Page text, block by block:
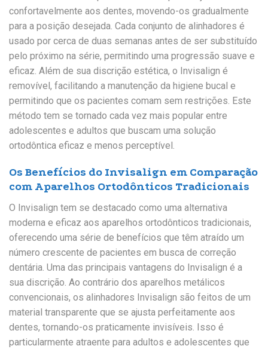
confortavelmente aos dentes, movendo-os gradualmente
para a posição desejada. Cada conjunto de alinhadores é
usado por cerca de duas semanas antes de ser substituído
pelo próximo na série, permitindo uma progressão suave e
eficaz. Além de sua discrição estética, o Invisalign é
removível, facilitando a manutenção da higiene bucal e
permitindo que os pacientes comam sem restrições. Este
método tem se tornado cada vez mais popular entre
adolescentes e adultos que buscam uma solução
ortodôntica eficaz e menos perceptível.
Os Benefícios do Invisalign em Comparação
com Aparelhos Ortodônticos Tradicionais
O Invisalign tem se destacado como uma alternativa
moderna e eficaz aos aparelhos ortodônticos tradicionais,
oferecendo uma série de benefícios que têm atraído um
número crescente de pacientes em busca de correção
dentária. Uma das principais vantagens do Invisalign é a
sua discrição. Ao contrário dos aparelhos metálicos
convencionais, os alinhadores Invisalign são feitos de um
material transparente que se ajusta perfeitamente aos
dentes, tornando-os praticamente invisíveis. Isso é
particularmente atraente para adultos e adolescentes que